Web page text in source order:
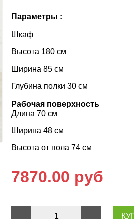
Параметры :
Шкаф
Высота 180 см
Ширина 85 см
Глубина полки 30 см
Рабочая поверхность
Длина 70 см
Ширина 48 см
Высота от пола 74 см
7870.00 руб